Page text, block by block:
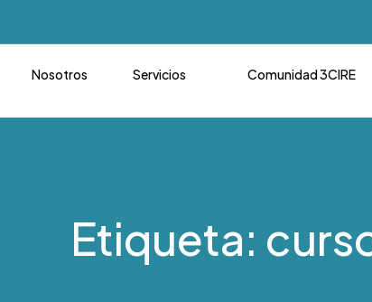
Nosotros Servicios Comunidad 3CIRE
Etiqueta: